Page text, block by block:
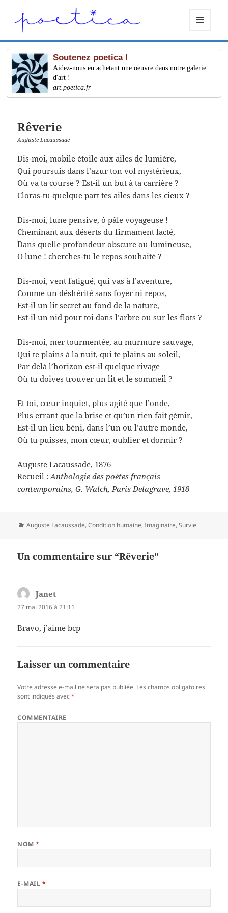
ET
WIDGETS
Soutenez poetica !
Aidez-nous en achetant une oeuvre dans notre galerie
d'art !
art.poetica.fr
Rêverie
Auguste Lacaussade
Dis-moi, mobile étoile aux ailes de lumière,
Qui poursuis dans l’azur ton vol mystérieux,
Où va ta course ? Est-il un but à ta carrière ?
Cloras-tu quelque part tes ailes dans les cieux ?
Dis-moi, lune pensive, ô pâle voyageuse !
Cheminant aux déserts du firmament lacté,
Dans quelle profondeur obscure ou lumineuse,
O lune ! cherches-tu le repos souhaité ?
Dis-moi, vent fatigué, qui vas à l’aventure,
Comme un déshérité sans foyer ni repos,
Est-il un lit secret au fond de la nature,
Est-il un nid pour toi dans l’arbre ou sur les flots ?
Dis-moi, mer tourmentée, au murmure sauvage,
Qui te plains à la nuit, qui te plains au soleil,
Par delà l’horizon est-il quelque rivage
Où tu doives trouver un lit et le sommeil ?
Et toi, cœur inquiet, plus agité que l’onde,
Plus errant que la brise et qu’un rien fait gémir,
Est-il un lieu béni, dans l’un ou l’autre monde,
Où tu puisses, mon cœur, oublier et dormir ?
Auguste Lacaussade, 1876
Recueil :Anthologie des poètes français
contemporains, G. Walch, Paris Delagrave, 1918
Catégories
Auguste Lacaussade,Condition humaine,Imaginaire,Survie
Un commentaire sur “Rêverie”
Janet
27 mai 2016 à 21:11
Bravo, j’aime bcp
Laisser un commentaire
Votre adresse e-mail ne sera pas publiée. Les champs obligatoires
sont indiqués avec*
COMMENTAIRE
NOM*
E-MAIL *